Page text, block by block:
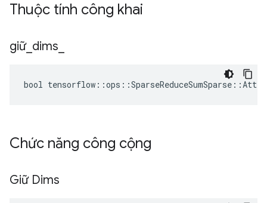
Thuộc tính công khai
giữ_ dims
bool
Chức năng công cộng
Giữ Dims